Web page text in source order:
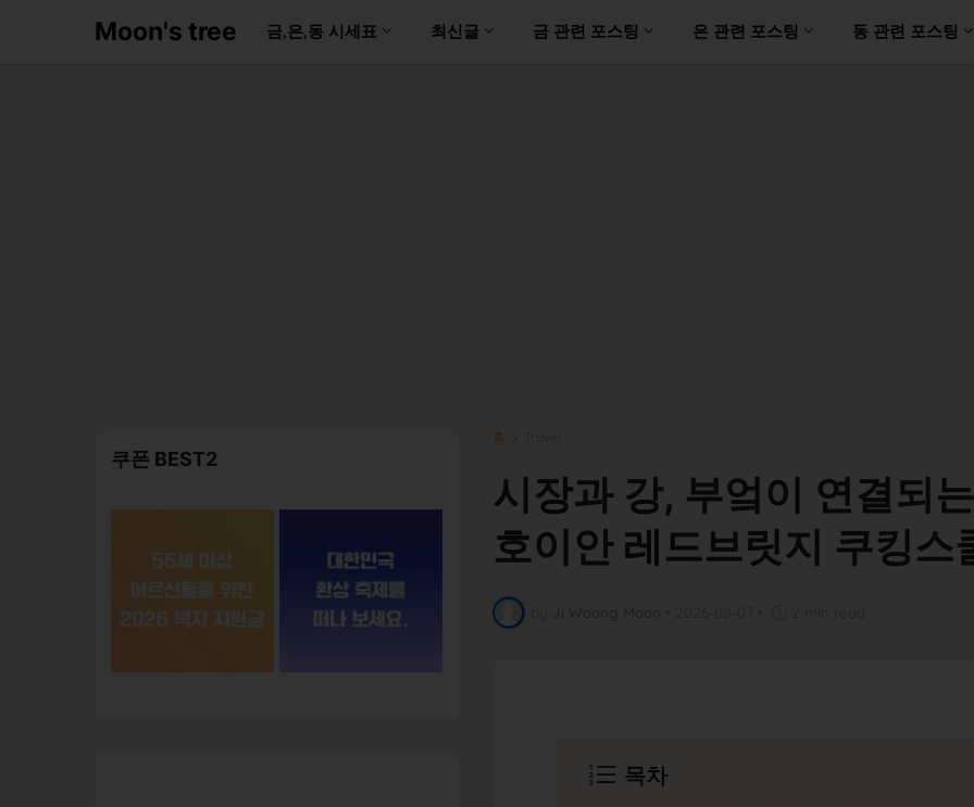
Moon's tree 금,은,동 시세표 최신글 금 관련 포스팅 은 관련 포스팅 동 관련 포스팅
홈
시장과 강, 부엌이 연결되
호이안 레드브릿지 쿠킹스
목차
쿠폰 BEST2